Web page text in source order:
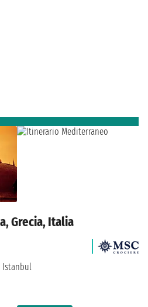
Grecia, Italia
Istanbul